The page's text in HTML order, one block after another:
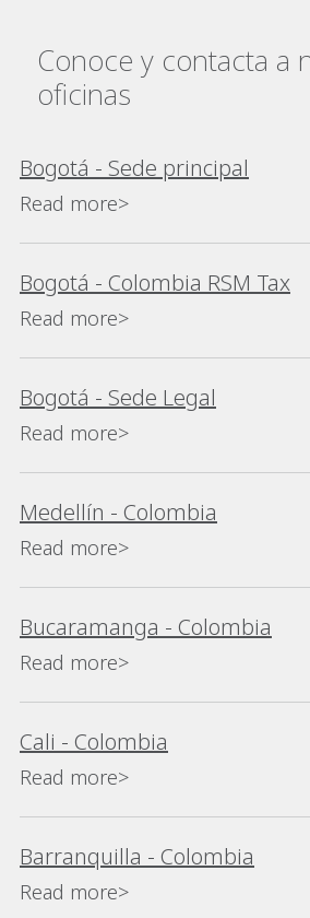
Conoce y contacta a
oficinas
Bogotá - Sede principal
Read more>
Bogotá - Colombia RSM Tax
Read more>
Bogotá - Sede Legal
Read more>
Medellín - Colombia
Read more>
Bucaramanga - Colombia
Read more>
Cali - Colombia
Read more>
Barranquilla - Colombia
Read more>